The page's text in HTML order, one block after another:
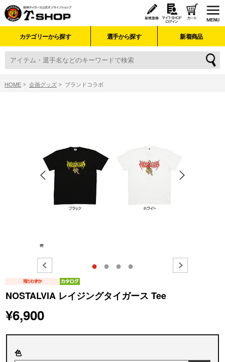
カテゴリーから探す 選手から探す 新着商品
HOME 企画グッズ ブランドコラボ
● ● ● ●
NOSTALVIA レイジングタイガース Tee
¥6,900
色